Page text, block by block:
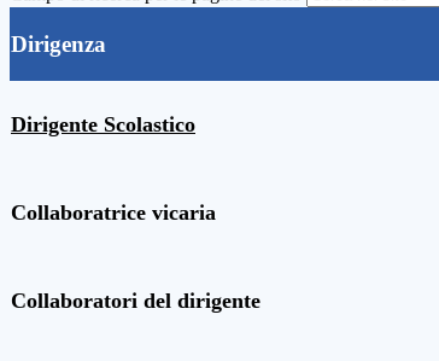
Dirigenza
Dirigente Scolastico
Collaboratrice vicaria
Collaboratori del dirigente